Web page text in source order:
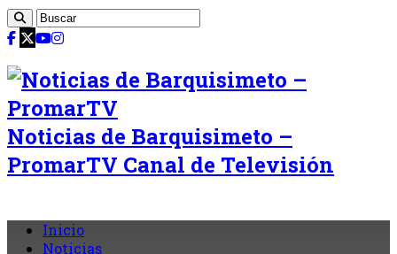
Noticias de Barquisimeto –
PromarTV Canal de Televisión
Inicio
Noticias